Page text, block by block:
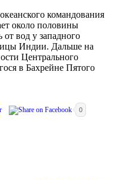
командования
около половины
от вод у западного
Индии. Дальше на
Центрального
в Бахрейне Пятого
0